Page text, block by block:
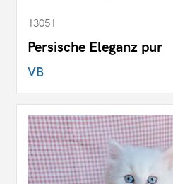
13051
Persische Eleganz pur
VB